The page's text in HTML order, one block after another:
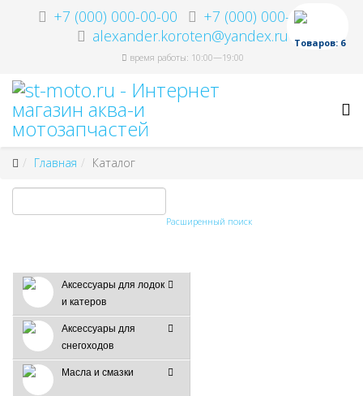
+7 (000) 000-00-00
+7 (000) 000-00-00
alexander.koroten@yandex.ru
время работы: 10:00—19:00
Товаров: 6
Главная Каталог
Расширенный поиск
Аксессуары для лодок
и катеров
Аксессуары для
снегоходов
Масла и смазки